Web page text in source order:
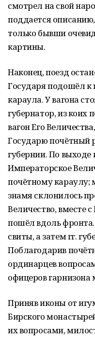
смотрел на свой
поддается
только бывши
картины.
Наконец, поезд
Государя подошёл к
караула. У вагона
губернатор, из
вагон Его
Государю почётный
губернии. По выходе
Императорское
почётному караулу;
знамя склонилось
Величество, вместе
пошёл вдоль
свиты, а затем гг.
Поблагодарив
ординарцев
офицеров
Приняв иконы от
Бирского
их вопросами,